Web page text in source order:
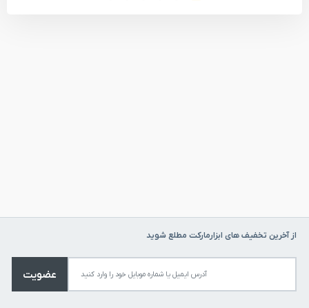
از آخرین تخفیف های ابزارمارکت مطلع شوید
عضویت